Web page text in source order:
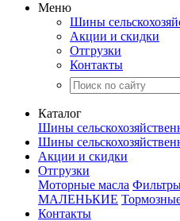
Меню
Шины
Акции и скидки
Отгрузки
Контакты
Каталог
Шины
Шины
Акции и скидки
Отгрузки
Моторные масла
МАЛЕНЬКИЕ
Контакты